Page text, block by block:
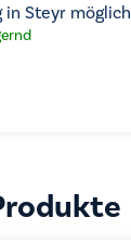
in Steyr möglich